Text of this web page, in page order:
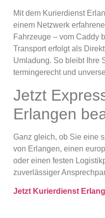
Mit dem Kurierdienst
einem Netzwerk
Fahrzeuge – vom Caddy
Transport erfolgt als
Umladung. So bleibt Ihre
termingerecht und
Jetzt
Erlangen
Ganz gleich, ob Sie eine
von Erlangen, einen
oder einen festen
zuverlässiger
Jetzt Kurierdienst